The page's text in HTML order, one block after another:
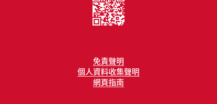
免責聲明
個人資料收集聲明
網頁指南